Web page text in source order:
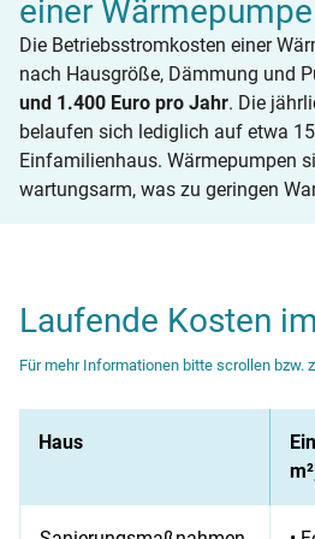
einer Wärmepumpe
Die Betriebsstromkosten einer
nach Hausgröße, Dämmung und
und 1.400 Euro pro Jahr. Die
belaufen sich lediglich auf etwa
Einfamilienhaus. Wärmepumpen
wartungsarm, was zu geringen
Laufende Kosten
Für mehr Informationen bitte scrollen bzw.
Haus